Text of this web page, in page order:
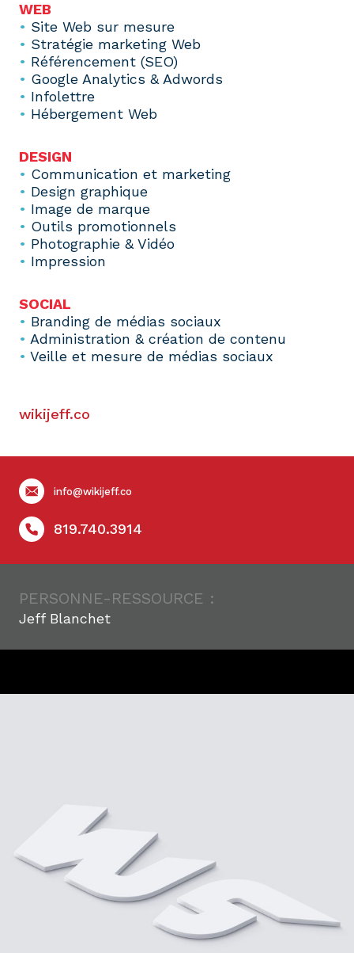
WEB
• Site Web sur mesure
• Stratégie marketing Web
• Référencement (SEO)
• Google Analytics & Adwords
• Infolettre
• Hébergement Web
DESIGN
• Communication et marketing
• Design graphique
• Image de marque
• Outils promotionnels
• Photographie & Vidéo
• Impression
SOCIAL
• Branding de médias sociaux
• Administration & création de contenu
• Veille et mesure de médias sociaux
wikijeff.co
info@wikijeff.co
819.740.3914
PERSONNE-RESSOURCE :
Jeff Blanchet